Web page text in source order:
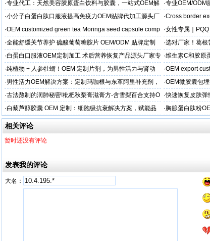
·专业代工：天然美容胶原蛋白饮料与胶囊，一站式OEM解
决方案，助力外贸客户全球市场
·专业OEM/ODM
保障
·小分子白蛋白肽口服液提高免疫力OEM贴牌代加工源头厂
家直供
·Cross border
·OEM customized green tea Moringa seed capsule comp ·女性专属｜
贸专供
·全能舒缓关节养护 硫酸葡萄糖胺片 OEM/ODM 贴牌定制
按需定制
·选对厂家！葛根
·白蛋白口服液OEM定制加工 术后营养恢复产品源头厂家专
属服务
·维生素C和胶原
·纯植物 + 人参牡蛎！OEM 定制片剂，为男性活力与肾动
力保驾护航
·OEM export
·男性活力OEM解决方案：定制玛咖根与东革阿里补充剂，
出口市场专属
·OEM微胶囊包
代工定制
·古法熬制的润肺秘密!枇杷秋梨膏滋膏方-含雪梨百合支持O
EM加工
·快速恢复皮肤弹
美肌补充剂专业
·白藜芦醇胶囊 OEM 定制：细胞级抗衰解决方案，赋能品
牌精准布局大健康
· 胸腺蛋白肽粉
力健康产品快速
相关评论
暂时还没有评论
发表我的评论
大名：